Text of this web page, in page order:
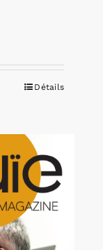
Détails